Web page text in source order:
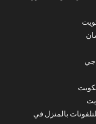
جي
بالمنزل في